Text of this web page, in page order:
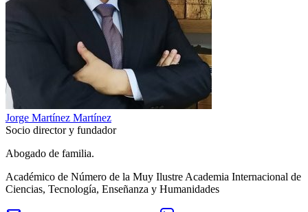
Jorge Martínez Martínez
Socio director y fundador
Abogado de familia.
Académico de Número de la Muy Ilustre Academia Internacional de
Ciencias, Tecnología, Enseñanza y Humanidades